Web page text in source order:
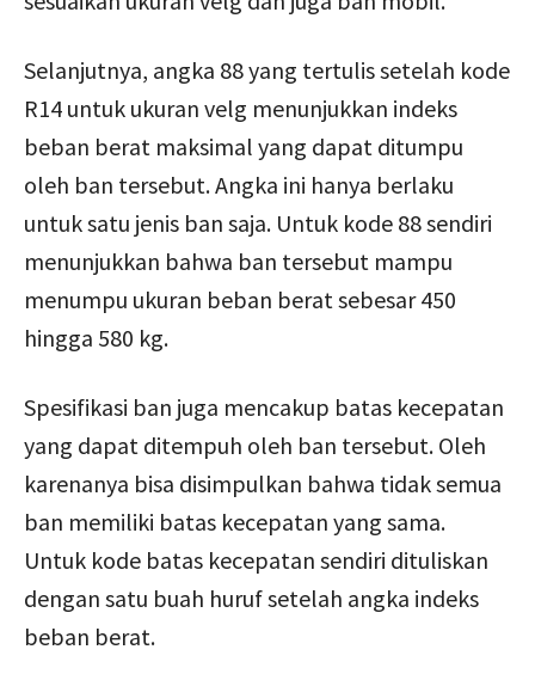
Selanjutnya, angka 88 yang tertulis setelah kode
R14 untuk ukuran velg menunjukkan indeks
beban berat maksimal yang dapat ditumpu
oleh ban tersebut. Angka ini hanya berlaku
untuk satu jenis ban saja. Untuk kode 88 sendiri
menunjukkan bahwa ban tersebut mampu
menumpu ukuran beban berat sebesar 450
hingga 580 kg.
Spesifikasi ban juga mencakup batas kecepatan
yang dapat ditempuh oleh ban tersebut. Oleh
karenanya bisa disimpulkan bahwa tidak semua
ban memiliki batas kecepatan yang sama.
Untuk kode batas kecepatan sendiri dituliskan
dengan satu buah huruf setelah angka indeks
beban berat.